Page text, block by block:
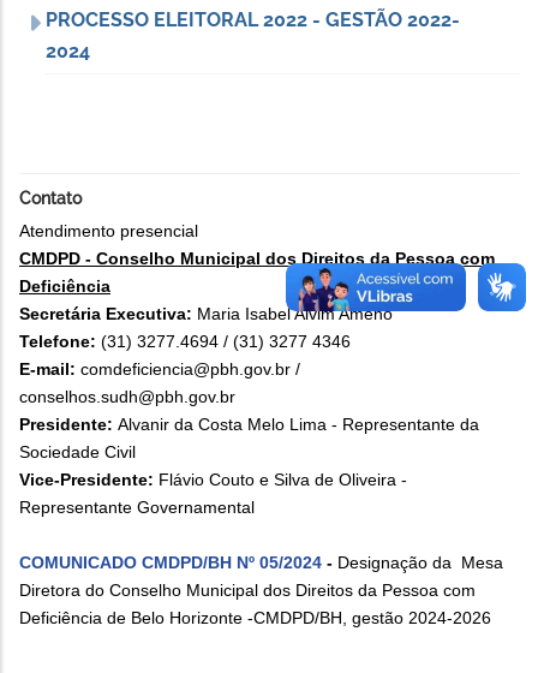
PROCESSO ELEITORAL 2022 - GESTÃO 2022-
2024
Contato
Atendimento presencial
CMDPD - Conselho Municipal dos Direitos da Pessoa com
Deficiência
Secretária Executiva: Maria Isabel Alvim Ameno
Telefone: (31) 3277.4694 / (31) 3277 4346
E-mail: comdeficiencia@pbh.gov.br /
conselhos.sudh@pbh.gov.br
Presidente: Alvanir da Costa Melo Lima - Representante da
Sociedade Civil
Vice-Presidente: Flávio Couto e Silva de Oliveira -
Representante Governamental
COMUNICADO CMDPD/BH Nº 05/2024 - Designação da Mesa
Diretora do Conselho Municipal dos Direitos da Pessoa com
Deficiência de Belo Horizonte -CMDPD/BH, gestão 2024-2026